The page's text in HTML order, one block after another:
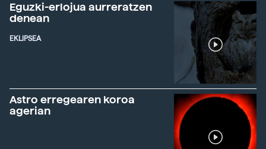
Eguzki-erlojua aurreratzen
denean
EKLIPSEA
Astro erregearen koroa
agerian